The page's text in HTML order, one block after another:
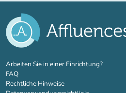
Arbeiten Sie in einer Einrichtung?(new tab)
FAQ
Rechtliche Hinweise